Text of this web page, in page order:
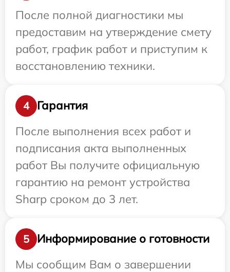
После полной диагностики мы
предоставим на утверждение смету
работ, график работ и приступим к
восстановлению техники.
4
Гарантия
После выполнения всех работ и
подписания акта выполненных
работ Вы получите официальную
гарантию на ремонт устройства
Sharp сроком до 3 лет.
5
Информирование о готовности
Мы сообщим Вам о завершении